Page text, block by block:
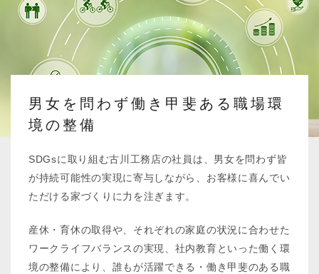
男女を問わず働き甲斐ある 職場環
境の整備
SDGsに取り組む古川工務店の社員は、男女を問わず皆
が持続可能性の実現に寄与しながら、お客様に喜んでい
ただける家づくりに力を注ぎます。
産休・育休の取得や、それぞれの家庭の状況に合わせた
ワークライフバランスの実現、社内教育といった働く環
境の整備により、誰もが活躍できる・働き甲斐のある職